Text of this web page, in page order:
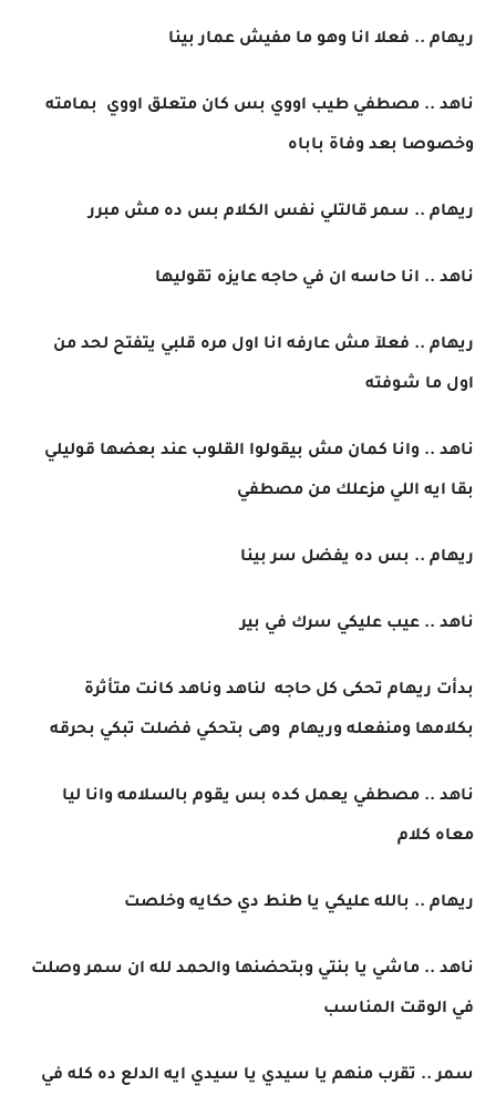
ريهام .. فعلا انا وهو ما مفيش عمار بينا
ناهد .. مصطفي طيب اووي بس كان متعلق اووي بمامته
وخصوصا بعد وفاة باباه
ريهام .. سمر قالتلي نفس الكلام بس ده مش مبرر
ناهد .. انا حاسه ان في حاجه عايزه تقوليها
ريهام .. فعلآ مش عارفه انا اول مره قلبي يتفتح لحد من
اول ما شوفته
ناهد .. وانا كمان مش بيقولوا القلوب عند بعضها قوليلي
بقا ايه اللي مزعلك من مصطفي
ريهام .. بس ده يفضل سر بينا
ناهد .. عيب عليكي سرك في بير
بدأت ريهام تحكى كل حاجه لناهد وناهد كانت متأثرة
بكلامها ومنفعله وريهام وهى بتحكي فضلت تبكي بحرقه
ناهد .. مصطفي يعمل كده بس يقوم بالسلامه وانا ليا
معاه كلام
ريهام .. بالله عليكي يا طنط دي حكايه وخلصت
ناهد .. ماشي يا بنتي وبتحضنها والحمد لله ان سمر وصلت
في الوقت المناسب
سمر .. تقرب منهم يا سيدي يا سيدي ايه الدلع ده كله في